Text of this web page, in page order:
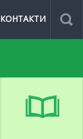
КОНТАКТИ